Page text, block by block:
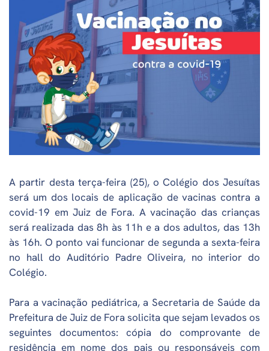
A partir desta terça-feira (25), o Colégio dos Jesuítas
será um dos locais de aplicação de vacinas contra a
covid-19 em Juiz de Fora. A vacinação das crianças
será realizada das 8h às 11h e a dos adultos, das 13h
às 16h. O ponto vai funcionar de segunda a sexta-feira
no hall do Auditório Padre Oliveira, no interior do
Colégio.
Para a vacinação pediátrica, a Secretaria de Saúde da
Prefeitura de Juiz de Fora solicita que sejam levados os
seguintes documentos: cópia do comprovante de
residência em nome dos pais ou responsáveis com